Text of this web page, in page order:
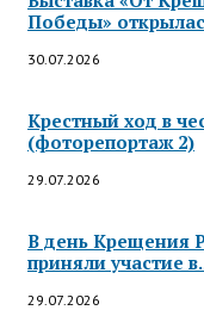
Победы»
30.07.2026
Крестный ход в
(фоторепортаж 2)
29.07.2026
В день Крещения
приняли участие
29.07.2026